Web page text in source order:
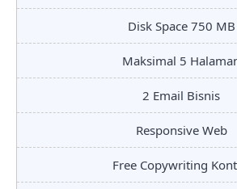
Disk Space 750 MB
Maksimal 5
2 Email Bisnis
Responsive Web
Free Copywriting